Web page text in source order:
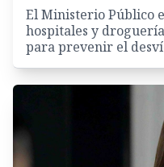
El Ministerio Público
hospitales y
para prevenir el